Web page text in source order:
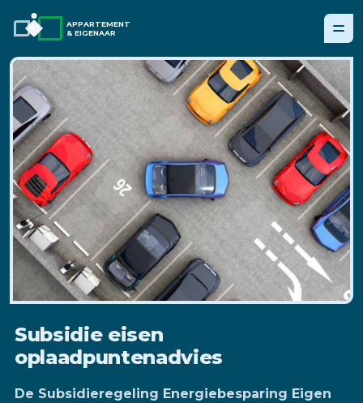
APPARTEMENT
& EIGENAAR
Subsidie eisen
oplaadpuntenadvies
De Subsidieregeling Energiebesparing Eigen